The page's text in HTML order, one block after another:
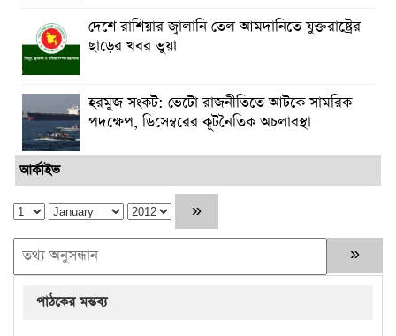
দেশে রাশিয়ার জ্বালানি তেল আমদানিতে যুক্তরাষ্ট্রের
ছাড়ের খবর ভুয়া
হরমুজ সংকট: ভেটো রাজনীতিতে আটকে সামরিক
পদক্ষেপ, ডিসেম্বরের কূটনৈতিক অচলাবস্থা
আর্কাইভ
পাঠকের মন্তব্য